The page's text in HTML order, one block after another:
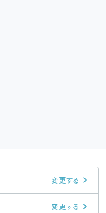
変更する
変更する